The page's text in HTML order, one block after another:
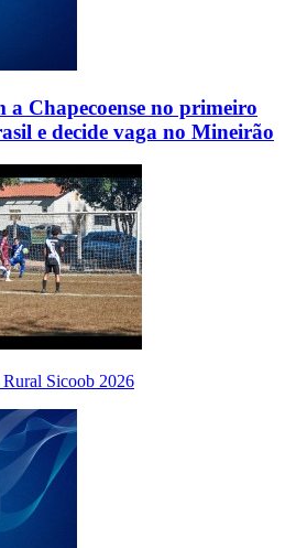
a Chapecoense no primeiro
e decide vaga no Mineirão
Sicoob 2026